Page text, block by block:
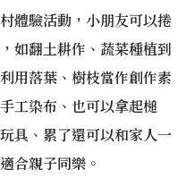
體驗活動，小朋友可以捲
如翻土耕作、蔬菜種植到
用落葉、樹枝當作創作素
工染布、也可以拿起槌
具、累了還可以和家人一
合親子同樂。